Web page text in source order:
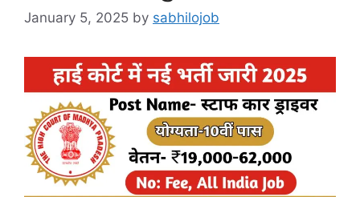
January 5, 2025 by sabhilojob